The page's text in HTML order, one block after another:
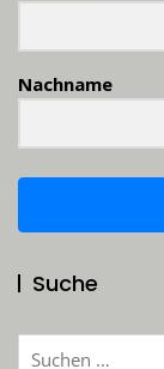
Nachname
Suche
Suchen